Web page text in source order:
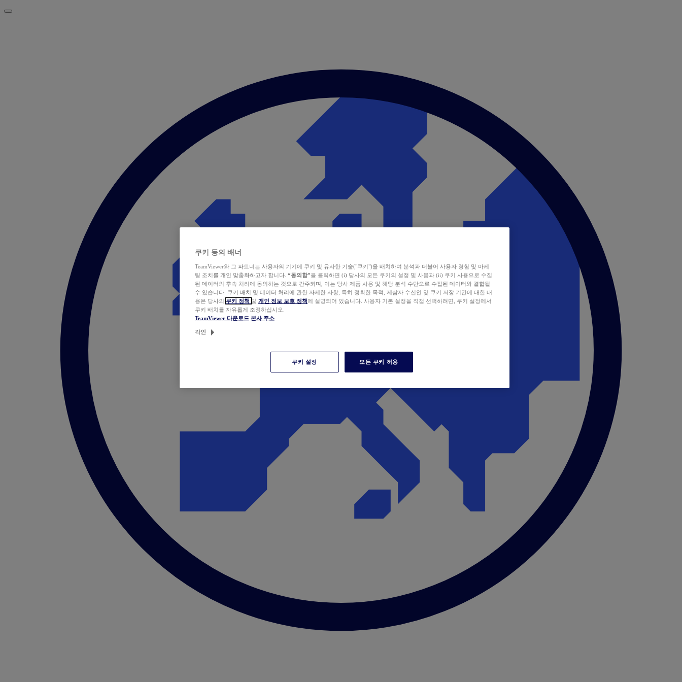
쿠키 동의 배너
TeamViewer와 그 파트너는 사용자의 기기에 쿠키 및 유사한 기술("쿠키")을 배치하여 분석과 더불어 사용자 경험 및 마케
팅 조치를 개인 맞춤화하고자 합니다. “동의함”을 클릭하면 (i) 당사의 모든 쿠키의 설정 및 사용과 (ii) 쿠키 사용으로 수집
된 데이터의 후속 처리에 동의하는 것으로 간주되며, 이는 당사 제품 사용 및 해당 분석 수단으로 수집된 데이터와 결합될
수 있습니다. 쿠키 배치 및 데이터 처리에 관한 자세한 사항, 특히 정확한 목적, 제삼자 수신인 및 쿠키 저장 기간에 대한 내
용은 당사의 쿠키 정책 및 개인 정보 보호 정책에 설명되어 있습니다. 사용자 기본 설정을 직접 선택하려면, 쿠키 설정에서
쿠키 배치를 자유롭게 조정하십시오.
TeamViewer 다운로드 본사 주소
각인
쿠키 설정 모든 쿠키 허용